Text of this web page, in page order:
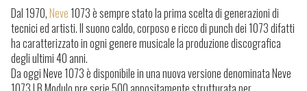
Dal 1970,Neve 1073 è sempre stato la prima scelta di generazioni di
tecnici ed artisti. Il suono caldo, corposo e ricco di punch dei 1073 difatti
ha caratterizzato in ogni genere musicale la produzione discografica
degli ultimi 40 anni.
Da oggi Neve 1073 è disponibile in una nuova versione denominata Neve